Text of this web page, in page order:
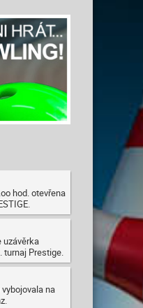
hod. otevřena
uzávěrka
turnaj Prestige.
na